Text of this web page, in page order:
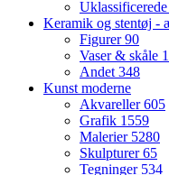
Uklassificerede
Keramik og stentøj -
Figurer90
Vaser & skåle
Andet 348
Kunst moderne
Akvareller605
Grafik 1559
Malerier 5280
Skulpturer65
Tegninger 534